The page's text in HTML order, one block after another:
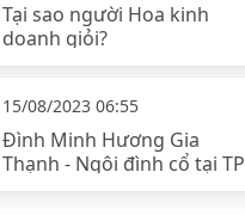
Tại sao người Hoa kinh
doanh giỏi?
15/08/2023 06:55
Đình Minh Hương Gia
Thạnh - Ngôi đình cổ tại TP
HCM